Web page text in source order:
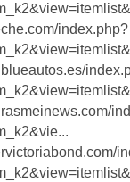
index.php?